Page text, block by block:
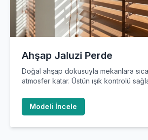
Ahşap Jaluzi Perde
Doğal ahşap dokusuyla mekanlara
atmosfer katar. Üstün ışık kontrolü
Modeli İncele